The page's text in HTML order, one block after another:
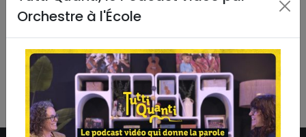
#Reconditionné•#Remise en état
#Ressources
#Sacem• #Shani Diluka
#Spedidam•#Télévision•#Thomas Leleu•#Un
Été en France•#Vidéo•#Yves Jamait•#Zaho de
#Zénith•#Tous
Orchestre à l'École